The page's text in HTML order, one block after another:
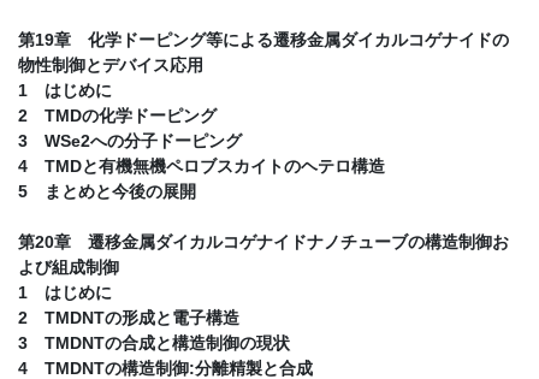
第19章 化学ドーピング等による遷移金属ダイカルコゲナイドの
物性制御とデバイス応用
1 はじめに
2 TMDの化学ドーピング
3 WSe2への分子ドーピング
4 TMDと有機無機ペロブスカイトのヘテロ構造
5 まとめと今後の展開
第20章 遷移金属ダイカルコゲナイドナノチューブの構造制御お
よび組成制御
1 はじめに
2 TMDNTの形成と電子構造
3 TMDNTの合成と構造制御の現状
4 TMDNTの構造制御:分離精製と合成